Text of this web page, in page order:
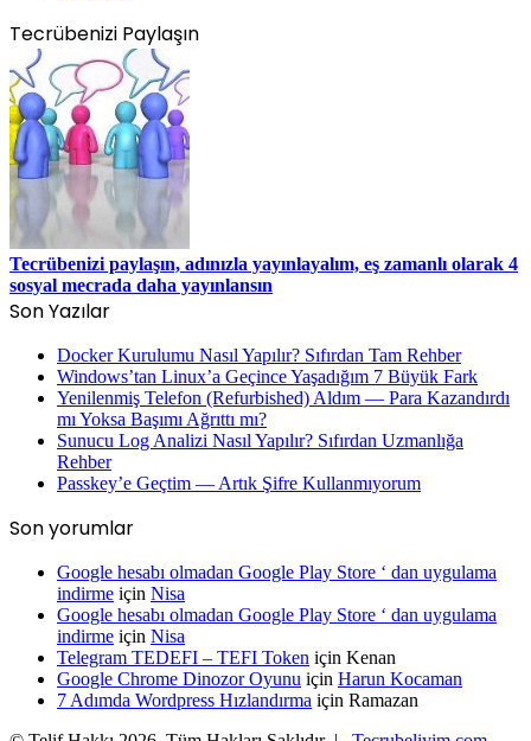
Tecrübenizi Paylaşın
Tecrübenizi paylaşın, adınızla yayınlayalım, eş zamanlı olarak 4
sosyal mecrada daha yayınlansın
Son Yazılar
Docker Kurulumu Nasıl Yapılır? Sıfırdan Tam Rehber
Windows’tan Linux’a Geçince Yaşadığım 7 Büyük Fark
Yenilenmiş Telefon (Refurbished) Aldım — Para Kazandırdı
mı Yoksa Başımı Ağrıttı mı?
Sunucu Log Analizi Nasıl Yapılır? Sıfırdan Uzmanlığa
Rehber
Passkey’e Geçtim — Artık Şifre Kullanmıyorum
Son yorumlar
Google hesabı olmadan Google Play Store ‘ dan uygulama
indirme için Nisa
Google hesabı olmadan Google Play Store ‘ dan uygulama
indirme için Nisa
Telegram TEDEFI – TEFI Token için Kenan
Google Chrome Dinozor Oyunu için Harun Kocaman
7 Adımda Wordpress Hızlandırma için Ramazan